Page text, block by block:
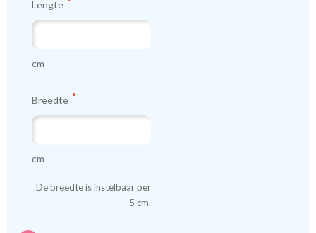
Lengte
cm
Breedte
cm
De breedte is instelbaar per
5 cm.